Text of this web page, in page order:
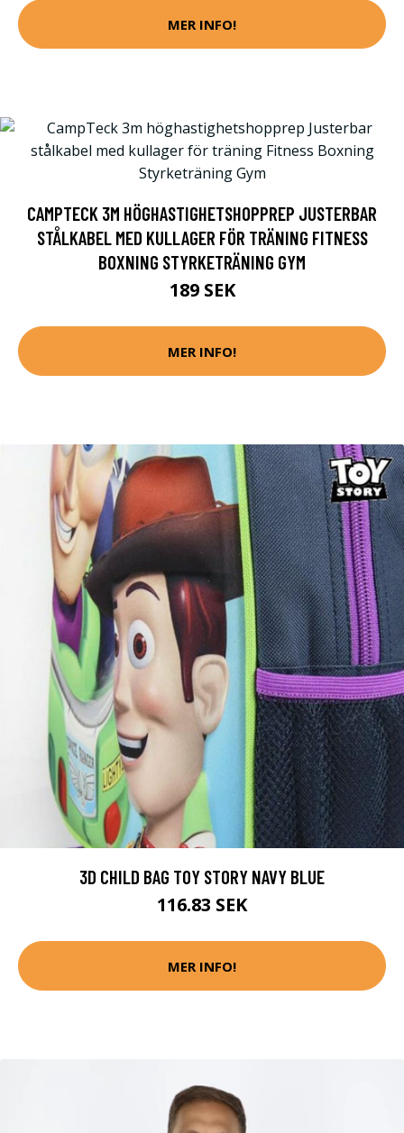
MER INFO!
CAMPTECK 3M HÖGHASTIGHETSHOPPREP JUSTERBAR
STÅLKABEL MED KULLAGER FÖR TRÄNING FITNESS
BOXNING STYRKETRÄNING GYM
189 SEK
MER INFO!
3D CHILD BAG TOY STORY NAVY BLUE
116.83 SEK
MER INFO!